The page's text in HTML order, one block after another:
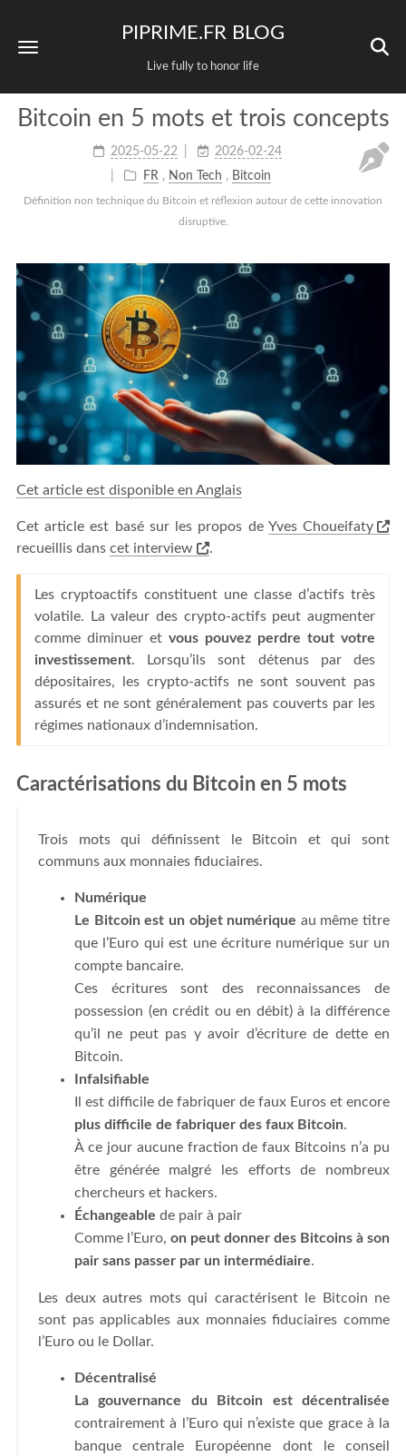
PIPRIME.FR BLOG
Live fully to honor life
Bitcoin en 5 mots et trois concepts
2025-05-22
2026-02-24
FR , Non Tech , Bitcoin
Définition non technique du Bitcoin et réflexion autour de cette innovation
disruptive.
Cet article est disponible en Anglais
Cet article est basé sur les propos de Yves Choueifaty
recueillis dans cet interview .
Les cryptoactifs constituent une classe d’actifs très
volatile. La valeur des crypto-actifs peut augmenter
comme diminuer et vous pouvez perdre tout votre
investissement. Lorsqu’ils sont détenus par des
dépositaires, les crypto-actifs ne sont souvent pas
assurés et ne sont généralement pas couverts par les
régimes nationaux d’indemnisation.
Caractérisations du Bitcoin en 5 mots
Trois mots qui définissent le Bitcoin et qui sont
communs aux monnaies fiduciaires.
Numérique
Le Bitcoin est un objet numérique au même titre
que l’Euro qui est une écriture numérique sur un
compte bancaire.
Ces écritures sont des reconnaissances de
possession (en crédit ou en débit) à la différence
qu’il ne peut pas y avoir d’écriture de dette en
Bitcoin.
Infalsifiable
Il est difficile de fabriquer de faux Euros et encore
plus difficile de fabriquer des faux Bitcoin.
À ce jour aucune fraction de faux Bitcoins n’a pu
être générée malgré les efforts de nombreux
chercheurs et hackers.
Échangeable de pair à pair
Comme l’Euro, on peut donner des Bitcoins à son
pair sans passer par un intermédiaire.
Les deux autres mots qui caractérisent le Bitcoin ne
sont pas applicables aux monnaies fiduciaires comme
l’Euro ou le Dollar.
Décentralisé
La gouvernance du Bitcoin est décentralisée
contrairement à l’Euro qui n’existe que grace à la
banque centrale Européenne dont le conseil